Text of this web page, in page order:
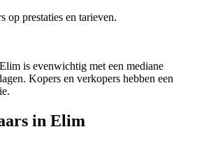
op prestaties en tarieven.
is evenwichtig met een mediane
Kopers en verkopers hebben een
in Elim